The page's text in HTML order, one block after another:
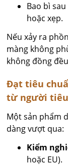
Bao bì
hoặc xẹp.
Nếu xảy ra
màng không
không đồng
Đạt tiêu
từ người
Một sản phẩm
dàng vượt qua:
Kiểm
hoặc EU).